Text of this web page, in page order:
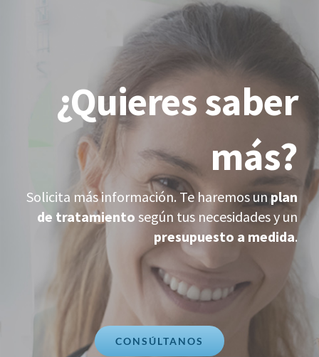
¿Quieres saber
más?
Solicita más información. Te haremos unplan
de tratamiento según tus necesidades y un
presupuesto a medida.
CONSÚLTANOS